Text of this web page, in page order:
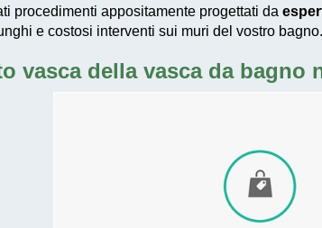
procedimenti appositamente progettati da
e costosi interventi sui muri del vostro bagno.
vasca della vasca da